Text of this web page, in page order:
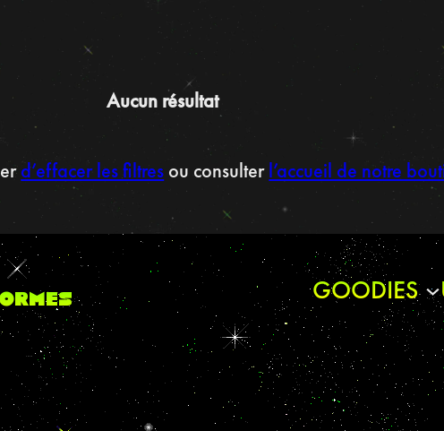
Aucun résultat
d’effacer les filtres ou consulterl’accueil de notre
GOODIES